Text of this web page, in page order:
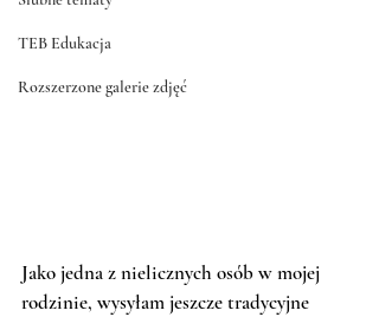
TEB Edukacja
Rozszerzone galerie zdjęć
Jako jedna z nielicznych osób w mojej
rodzinie, wysyłam jeszcze tradycyjne